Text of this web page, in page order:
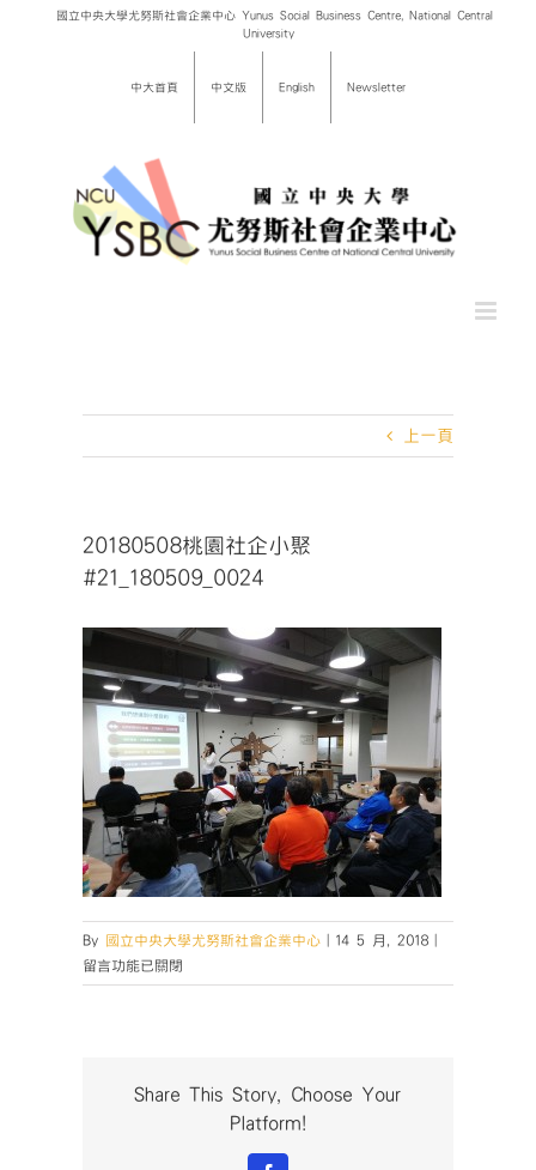
國立中央大學尤努斯社會企業中心 Yunus Social Business Centre, National Central
University
中大首頁 中文版 English Newsletter
上一頁
20180508桃園社企小聚
#21_180509_0024
By 國立中央大學尤努斯社會企業中心 14 5 月, 2018
桃
留言功能已關閉
Share This Story, Choose Your
Platform!